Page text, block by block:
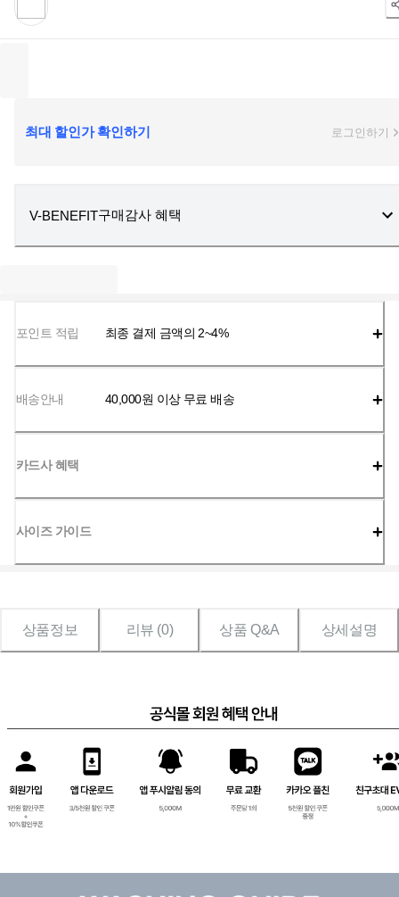
최대 할인가 확인하기 로그인하기
V-BENEFIT구매감사 혜택
포인트 적립 최종 결제 금액의 2~4%
배송안내 40,000원 이상 무료 배송
카드사 혜택
사이즈 가이드
상품정보 리뷰 (0) 상품 Q&A 상세설명